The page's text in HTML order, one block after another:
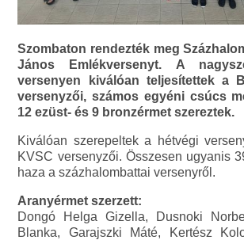
Szombaton rendezték meg
János Emlékversenyt. A
versenyen kiválóan teljesítettek a
versenyzői, számos egyéni csúcs
12 ezüst- és 9 bronzérmet szereztek.
Kiválóan szerepeltek a hétvégi
KVSC versenyzői. Összesen ugyanis
haza a százhalombattai versenyről.
Aranyérmet szerzett:
Dongó Helga Gizella, Dusnoki
Blanka, Garajszki Máté, Kertész